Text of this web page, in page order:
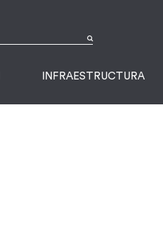
INFRAESTRUCTURA